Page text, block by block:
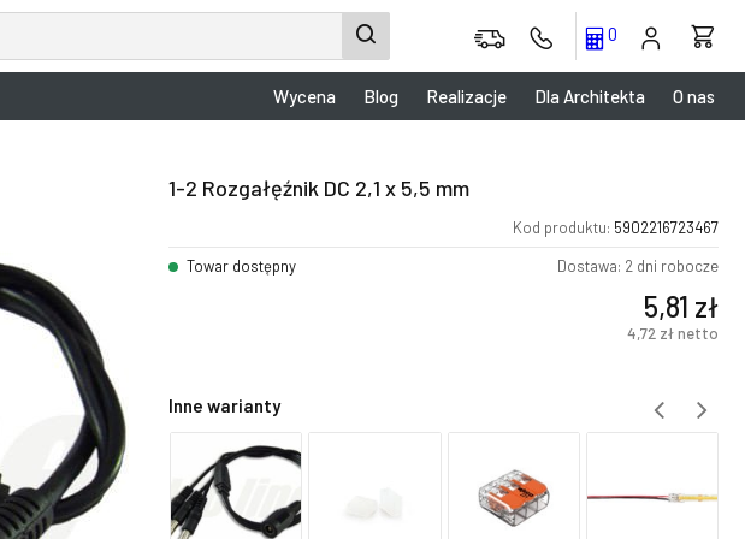
0
Wycena Blog Realizacje Dla Architekta O nas
1-2 Rozgałęźnik DC 2,1 x 5,5 mm
Kod produktu: 5902216723467
Towar dostępny
Dostawa: 2 dni robocze
5,81 zł
4,72 złnetto
Inne warianty